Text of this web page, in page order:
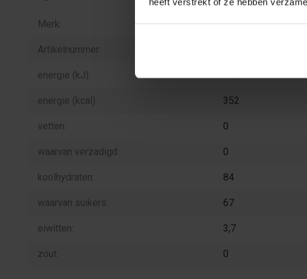
heeft verstrekt of ze hebben
Merk: Red Band
Artikelnummer:
energie (kJ): 1491
energie (kcal): 352
vetten: 0
waarvan verzadigd: 0
koolhydraten: 84
waarvan suikers: 67
eiwitten: 3,7
zout: 0